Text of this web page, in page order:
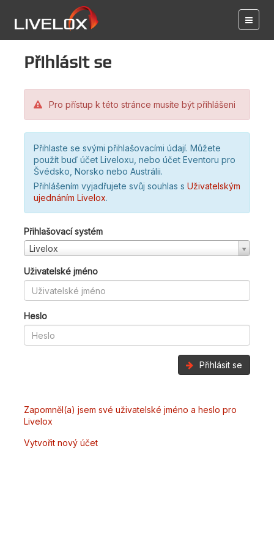
Přihlásit se
Pro přístup k této stránce musíte být přihlášeni
Přihlaste se svými přihlašovacími údají. Můžete
použít buď účet Liveloxu, nebo účet Eventoru pro
Švédsko, Norsko nebo Austrálii.
Přihlášením vyjadřujete svůj souhlas s Uživatelským
ujednáním Livelox.
Přihlašovací systém
Livelox
Uživatelské jméno
Heslo
Přihlásit se
Zapomněl(a) jsem své uživatelské jméno a heslo pro
Livelox
Vytvořit nový účet